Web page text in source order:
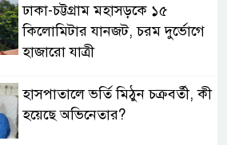
ঢাকা-চট্টগ্রাম মহাসড়কে ১৫
কিলোমিটার যানজট, চরম দুর্ভোগে
হাজারো যাত্রী
হাসপাতালে ভর্তি মিঠুন চক্রবর্তী, কী
হয়েছে অভিনেতার?